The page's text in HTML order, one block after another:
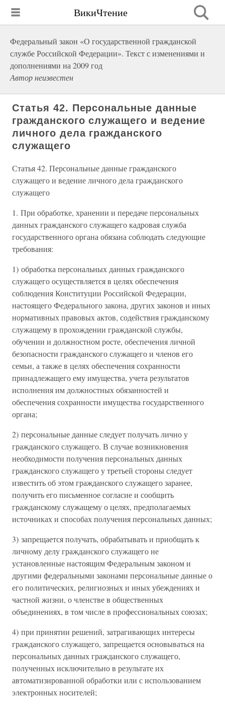
ВикиЧтение
Федеральный закон «О государственной гражданской
службе Российской Федерации». Текст с изменениями и
дополнениями на 2009 год
Автор неизвестен
Статья 42. Персональные данные
гражданского служащего и ведение
личного дела гражданского
служащего
Статья 42. Персональные данные гражданского
служащего и ведение личного дела гражданского
служащего
1. При обработке, хранении и передаче персональных
данных гражданского служащего кадровая служба
государственного органа обязана соблюдать следующие
требования:
1) обработка персональных данных гражданского
служащего осуществляется в целях обеспечения
соблюдения Конституции Российской Федерации,
настоящего Федерального закона, других законов и иных
нормативных правовых актов, содействия гражданскому
служащему в прохождении гражданской службы,
обучении и должностном росте, обеспечения личной
безопасности гражданского служащего и членов его
семьи, а также в целях обеспечения сохранности
принадлежащего ему имущества, учета результатов
исполнения им должностных обязанностей и
обеспечения сохранности имущества государственного
органа;
2) персональные данные следует получать лично у
гражданского служащего. В случае возникновения
необходимости получения персональных данных
гражданского служащего у третьей стороны следует
известить об этом гражданского служащего заранее,
получить его письменное согласие и сообщить
гражданскому служащему о целях, предполагаемых
источниках и способах получения персональных данных;
3) запрещается получать, обрабатывать и приобщать к
личному делу гражданского служащего не
установленные настоящим Федеральным законом и
другими федеральными законами персональные данные о
его политических, религиозных и иных убеждениях и
частной жизни, о членстве в общественных
объединениях, в том числе в профессиональных союзах;
4) при принятии решений, затрагивающих интересы
гражданского служащего, запрещается основываться на
персональных данных гражданского служащего,
полученных исключительно в результате их
автоматизированной обработки или с использованием
электронных носителей;